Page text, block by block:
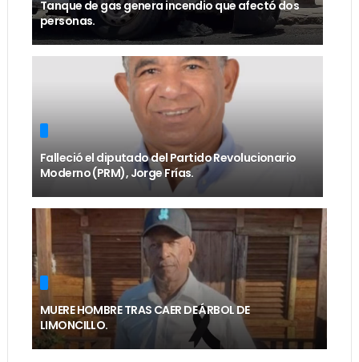
Tanque de gas genera incendio que afectó dos
personas.
Falleció el diputado del Partido Revolucionario
Moderno (PRM), Jorge Frías.
MUERE HOMBRE TRAS CAER DE ÁRBOL DE
LIMONCILLO.